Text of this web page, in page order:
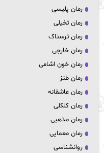
رمان پلیسی
رمان تخیلی
رمان ترسناک
رمان خارجی
رمان خون اشامی
رمان طنز
رمان عاشقانه
رمان کلکلی
رمان مذهبی
رمان معمایی
روانشناسی